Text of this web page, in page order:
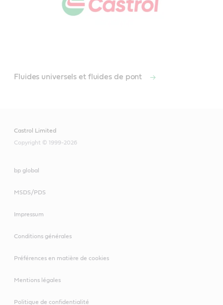
Fluides universels et fluides de pont
Castrol Limited
Copyright © 1999-2026
bp global
MSDS/PDS
Impressum
Conditions générales
Préférences en matière de cookies
Mentions légales
Politique de confidentialité